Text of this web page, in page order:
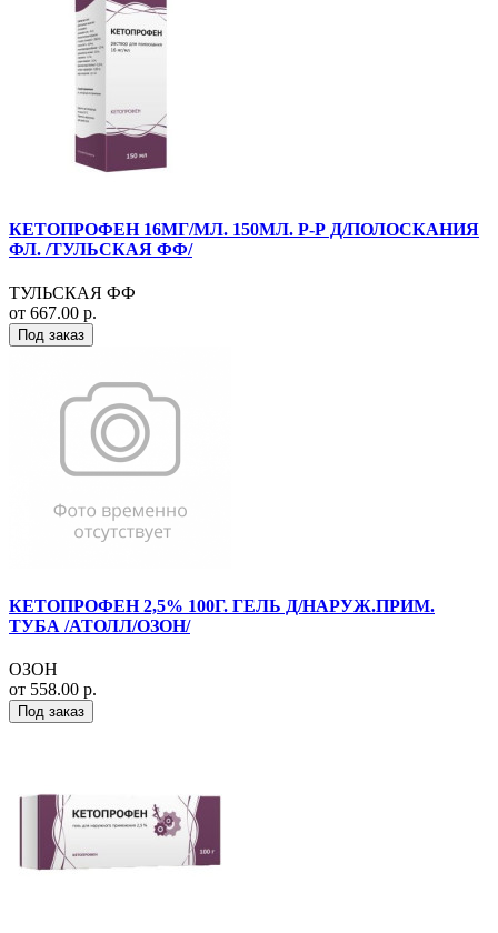
КЕТОПРОФЕН 16МГ/МЛ. 150МЛ. Р-Р Д/ПОЛОСКАНИЯ
ФЛ. /ТУЛЬСКАЯ ФФ/
ТУЛЬСКАЯ ФФ
от 667.00 р.
Под заказ
КЕТОПРОФЕН 2,5% 100Г. ГЕЛЬ Д/НАРУЖ.ПРИМ.
ТУБА /АТОЛЛ/ОЗОН/
ОЗОН
от 558.00 р.
Под заказ